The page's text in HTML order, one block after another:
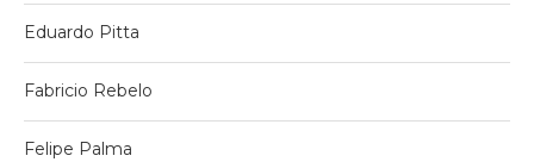
Eduardo Pitta
Fabricio Rebelo
Felipe Palma